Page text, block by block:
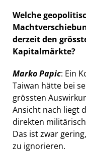
Welche
derzeit den
Kapitalmärkte?
Marko Papic: Ein
Taiwan hätte bei
grössten
Ansicht nach liegt
direkten
Das ist zwar
zu ignorieren.